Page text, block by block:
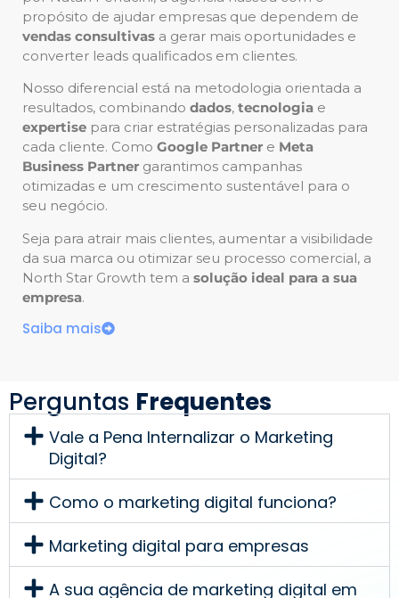
propósito de ajudar empresas que dependem de
vendas consultivas a gerar mais oportunidades e
converter leads qualificados em clientes.
Nosso diferencial está na metodologia orientada a
resultados, combinando dados, tecnologia e
expertise para criar estratégias personalizadas para
cada cliente. Como Google Partner e Meta
Business Partner garantimos campanhas
otimizadas e um crescimento sustentável para o
seu negócio.
Seja para atrair mais clientes, aumentar a visibilidade
da sua marca ou otimizar seu processo comercial, a
North Star Growth tem a solução ideal para a sua
empresa.
Saiba mais
Perguntas Frequentes
Vale a Pena Internalizar o Marketing
Digital?
Como o marketing digital funciona?
Marketing digital para empresas
A sua agência de marketing digital em